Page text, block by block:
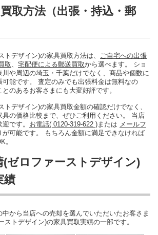
取方法（出張・持込・郵
トデザイン)の家具買取方法は、
ご自宅への出張
取 宅配便による郵送買取から選べます。 ショ
川や周辺の埼玉・千葉だけでなく、商品や個数に
可能です。 査定のみでも出張料金は無料なの
のあるお客さまにも大変好評です。
トデザイン)の家具買取金額の確認だけでなく、
の価格比較まで、ぜひご利用ください。 当店
です。 お電話( 0120-319-622 ) または メールフ
が可能です。 もちろん金額に満足できなければ
。
(ゼロファーストデザイン)
績
から当店への売却を選んでいただいたお客さま
ストデザイン)の家具買取実績の一部です。